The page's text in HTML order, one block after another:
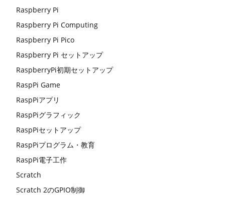
Raspberry Pi
Raspberry Pi Computing
Raspberry Pi Pico
Raspberry Pi セットアップ
RaspberryPi初期セットアップ
RaspPi Game
RaspPiアプリ
RaspPiグラフィック
RaspPiセットアップ
RaspPiプログラム・教育
RaspPi電子工作
Scratch
Scratch 2のGPIO制御